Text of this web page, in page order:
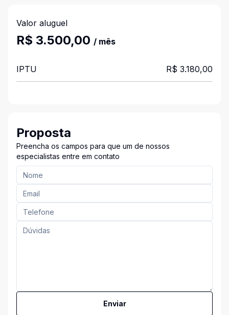
Valor aluguel
R$ 3.500,00 / mês
IPTU R$ 3.180,00
Proposta
Preencha os campos para que um de nossos
especialistas entre em contato
Enviar